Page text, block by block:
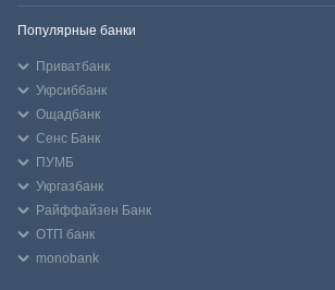
Популярные банки
Приватбанк
Укрсиббанк
Ощадбанк
Сенс Банк
ПУМБ
Укргазбанк
Райффайзен Банк
ОТП банк
monobank